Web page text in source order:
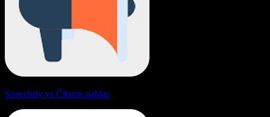
Speechify vs Čítanie nahlas